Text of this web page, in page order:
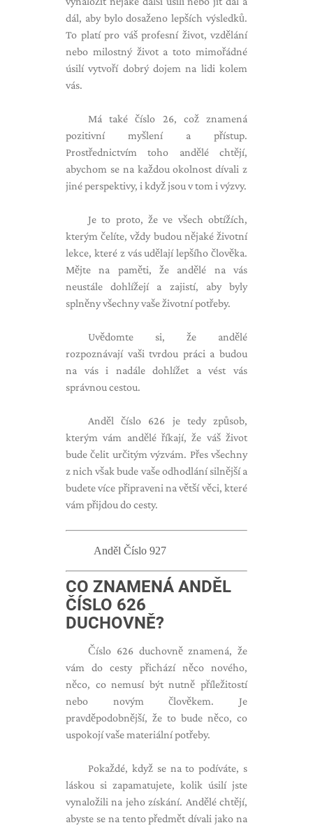
dál, aby bylo dosaženo lepších výsledků.
To platí pro váš profesní život, vzdělání
nebo milostný život a toto mimořádné
úsilí vytvoří dobrý dojem na lidi kolem
vás.
Má také číslo 26, což znamená
pozitivní myšlení a přístup.
Prostřednictvím toho andělé chtějí,
abychom se na každou okolnost dívali z
jiné perspektivy, i když jsou v tom i výzvy.
Je to proto, že ve všech obtížích,
kterým čelíte, vždy budou nějaké životní
lekce, které z vás udělají lepšího člověka.
Mějte na paměti, že andělé na vás
neustále dohlížejí a zajistí, aby byly
splněny všechny vaše životní potřeby.
Uvědomte si, že andělé
rozpoznávají vaši tvrdou práci a budou
na vás i nadále dohlížet a vést vás
správnou cestou.
Anděl číslo 626 je tedy způsob,
kterým vám andělé říkají, že váš život
bude čelit určitým výzvám. Přes všechny
z nich však bude vaše odhodlání silnější a
budete více připraveni na větší věci, které
vám přijdou do cesty.
Anděl Číslo 927
CO ZNAMENÁ ANDĚL
ČÍSLO 626
DUCHOVNĚ?
Číslo 626 duchovně znamená, že
vám do cesty přichází něco nového,
něco, co nemusí být nutně příležitostí
nebo novým člověkem. Je
pravděpodobnější, že to bude něco, co
uspokojí vaše materiální potřeby.
Pokaždé, když se na to podíváte, s
láskou si zapamatujete, kolik úsilí jste
vynaložili na jeho získání. Andělé chtějí,
abyste se na tento předmět dívali jako na